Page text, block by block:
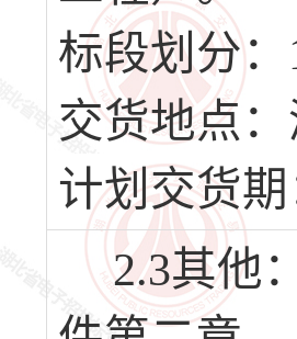
标段划分：
交货地点
计划交货
2.3其他